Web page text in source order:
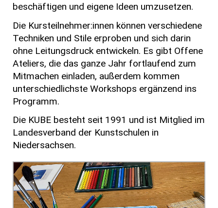
beschäftigen und eigene Ideen umzusetzen.
Die Kursteilnehmer:innen können verschiedene
Techniken und Stile erproben und sich darin
ohne Leitungsdruck entwickeln. Es gibt Offene
Ateliers, die das ganze Jahr fortlaufend zum
Mitmachen einladen, außerdem kommen
unterschiedlichste Workshops ergänzend ins
Programm.
Die KUBE besteht seit 1991 und ist Mitglied im
Landesverband der Kunstschulen in
Niedersachsen.